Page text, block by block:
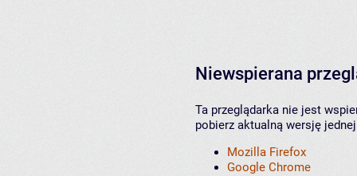
Niewspierana
Ta przeglądarka nie jest
pobierz aktualną wersję
Mozilla Firefox
Google Chrome